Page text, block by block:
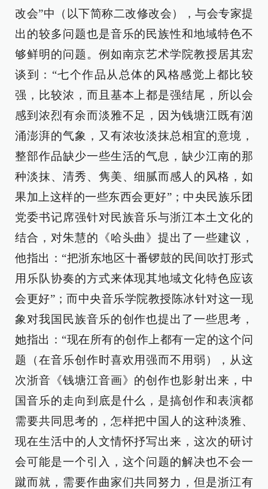
改会”中（以下简称二改修改会），与会专家提
出的较多问题也是音乐的民族性和地域特色不
够鲜明的问题。例如南京艺术学院教授居其宏
谈到：“七个作品从总体的风格感觉上都比较
强，比较浓，而且基本上都是强结尾，所以会
感到浓烈有余而淡雅不足，因为钱塘江既有汹
涌澎湃的气象，又有浓妆淡抹总相宜的意境，
整部作品缺少一些生活的气息，缺少江南的那
种淡抹、清秀、隽美、细腻而感人的风格，如
果加上这样的一些东西会更好”；中央民族乐团
党委书记席强针对民族音乐与浙江本土文化的
结合，对朱慧的《哈头曲》提出了一些建议，
他指出：“把浙东地区十番锣鼓的民间吹打形式
用乐队协奏的方式来体现其地域文化特色应该
会更好”；而中央音乐学院教授陈冰针对这一现
象对我国民族音乐的创作也提出了一些思考，
她指出：“现在所有的创作上都有一定的这个问
题（在音乐创作时喜欢用强而不用弱），从这
次浙音《钱塘江音画》的创作也影射出来，中
国音乐的走向到底是什么，是搞创作和表演都
需要共同思考的，怎样把中国人的这种淡雅、
现在生活中的人文情怀抒写出来，这次的研讨
会可能是一个引入，这个问题的解决也不会一
蹴而就，需要作曲家们共同努力，但是浙江有